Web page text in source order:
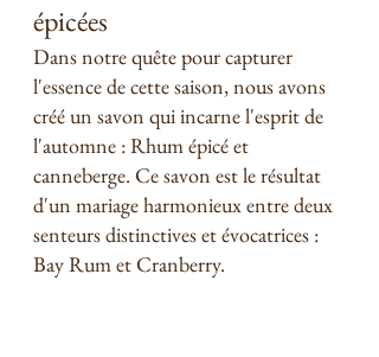
épicées
Dans notre quête pour capturer
l'essence de cette saison, nous avons
créé un savon qui incarne l'esprit de
l'automne : Rhum épicé et
canneberge. Ce savon est le résultat
d'un mariage harmonieux entre deux
senteurs distinctives et évocatrices :
Bay Rum et Cranberry.